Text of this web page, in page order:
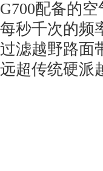
G700配备的
每秒千次的频
过滤越野路面
远超传统硬派